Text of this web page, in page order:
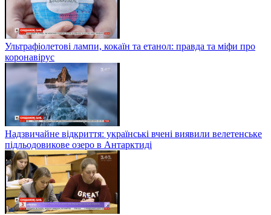
Ультрафіолетові лампи, кокаїн та етанол: правда та міфи про
коронавірус
Надзвичайне відкриття: українські вчені виявили велетенське
підльодовикове озеро в Антарктиді